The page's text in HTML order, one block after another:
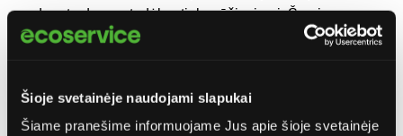
Šioje svetainėje naudojami slapukai
Šiame pranešime informuojame Jus apie šioje svetainėje
padengtą dangą, todėl netinka rūšiavimui. Švarias
dėžutes ir popierių dėkite į popieriaus konteinerį, o
juostelės dažnai gali būti panaudotos ne vieną kartą, tad
juos verta pasilikti kitam kartui.